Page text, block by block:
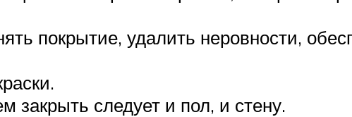
покрытие, удалить неровности,
следует и пол, и стену.